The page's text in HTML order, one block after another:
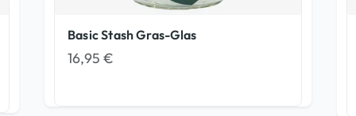
Basic Stash Gras-Glas
16,95€